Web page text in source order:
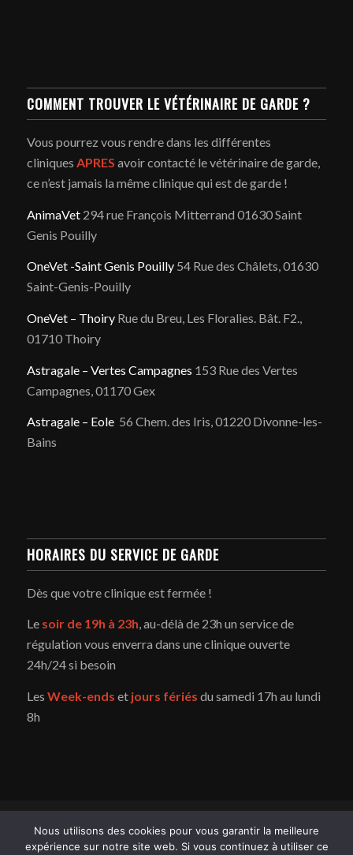
COMMENT TROUVER LE VÉTÉRINAIRE DE GARDE ?
Vous pourrez vous rendre dans les différentes
cliniques APRES avoir contacté le vétérinaire de garde,
ce n’est jamais la même clinique qui est de garde !
AnimaVet294 rue François Mitterrand 01630 Saint
Genis Pouilly
OneVet -Saint Genis Pouilly54 Rue des Châlets, 01630
Saint-Genis-Pouilly
OneVet – ThoiryRue du Breu, Les Floralies. Bât. F2.,
01710 Thoiry
Astragale – Vertes Campagnes 153 Rue des Vertes
Campagnes, 01170 Gex
Astragale – Eole56 Chem. des Iris, 01220 Divonne-les-
Bains
HORAIRES DU SERVICE DE GARDE
Dès que votre clinique est fermée !
Le soir de 19h à 23h, au-délà de 23h un service de
régulation vous enverra dans une clinique ouverte
24h/24 si besoin
Les Week-ends et jours fériés du samedi 17h au lundi
8h
WordPress Theme by Kriesi
Nous utilisons des cookies pour vous garantir la meilleure
expérience sur notre site web. Si vous continuez à utiliser ce